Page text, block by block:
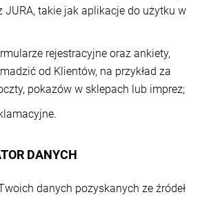
JURA, takie jak aplikacje do użytku w
rejestracyjne oraz ankiety,
od Klientów, na przykład za
pokazów w sklepach lub imprez;
DANYCH
danych pozyskanych ze źródeł